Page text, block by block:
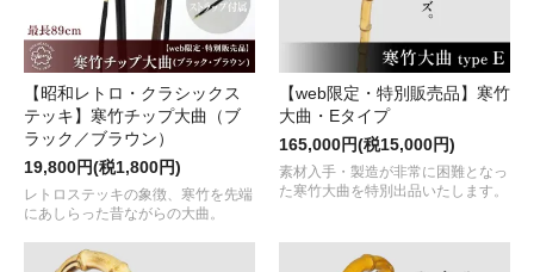
【昭和レトロ・クラシックス
テッキ】寒竹チップ大曲（ブ
ラック／ブラウン）
19,800円(税1,800円)
レトロステッキの象徴、寒竹を先端
にあしらった昔ながらの大曲。
【web限定・特別販売品】寒竹
大曲・Eタイプ
165,000円(税15,000円)
素材入手・製造が非常に困難となっ
た寒竹大曲を特別出品いたします。